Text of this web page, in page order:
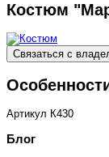
Костюм
Связаться с
Артикул К430
Блог